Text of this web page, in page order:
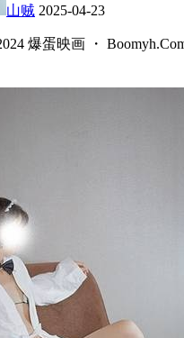
山贼 2025-04-23
爆蛋映画 ・